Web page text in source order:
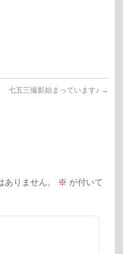
七五三撮影始まっています♪ →
りません。 ※ が付いて